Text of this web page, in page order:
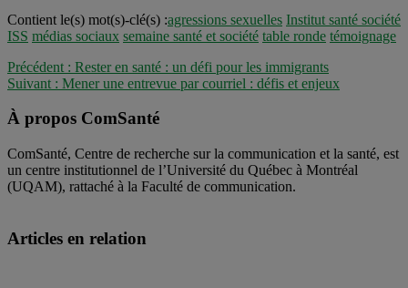
Contient le(s) mot(s)-clé(s) :agressions sexuelles Institut santé société
ISS médias sociaux semaine santé et société table ronde témoignage
Précédent : Rester en santé : un défi pour les immigrants
Suivant : Mener une entrevue par courriel : défis et enjeux
À propos ComSanté
ComSanté, Centre de recherche sur la communication et la santé, est
un centre institutionnel de l’Université du Québec à Montréal
(UQAM), rattaché à la Faculté de communication.
Articles en relation